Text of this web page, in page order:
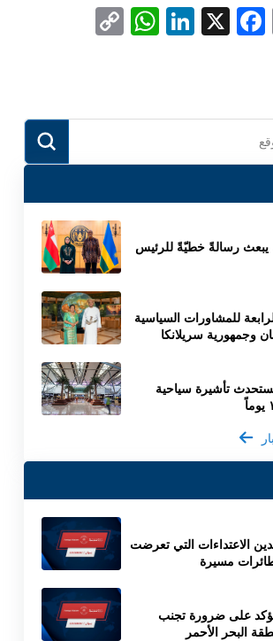
Email
Facebook
X
LinkedIn
WhatsApp
Copy
يبعث رسالةً خطيّةً للرئيس
للمشاورات السياسية
وجمهورية سريلانكا
تأشيرة سياحية
الاعتداءات التي تعرضت
مسيرة
على ضرورة تجنب
البحر الأحمر